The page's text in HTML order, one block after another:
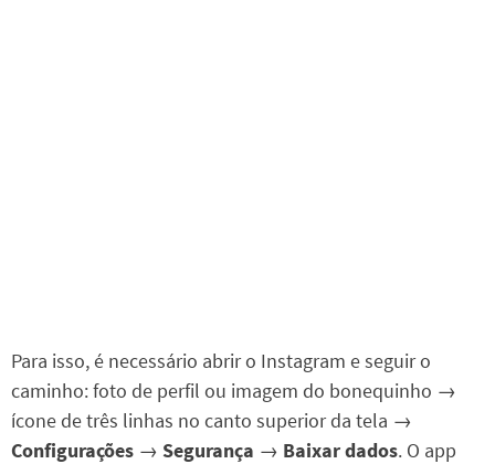
Para isso, é necessário abrir o Instagram e seguir o
caminho: foto de perfil ou imagem do bonequinho →
ícone de três linhas no canto superior da tela →
Configurações → Segurança → Baixar dados. O app